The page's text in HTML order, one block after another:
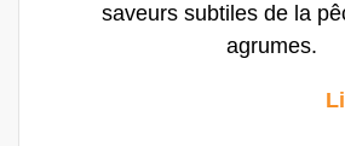
saveurs subtiles de la
agrumes.